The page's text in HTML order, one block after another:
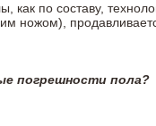
по составу,
ножом),
погрешности пола?